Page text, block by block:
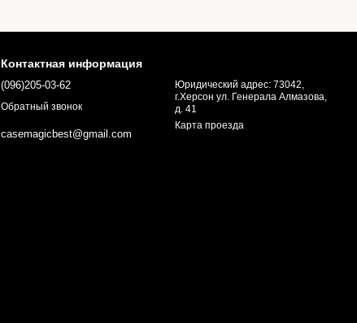
Контактная информация
(096)205-03-62
Обратный звонок
casemagicbest@gmail.com
Юридический адрес: 73042,
г.Херсон ул. Генерала Алмазова,
д. 41
Карта проезда